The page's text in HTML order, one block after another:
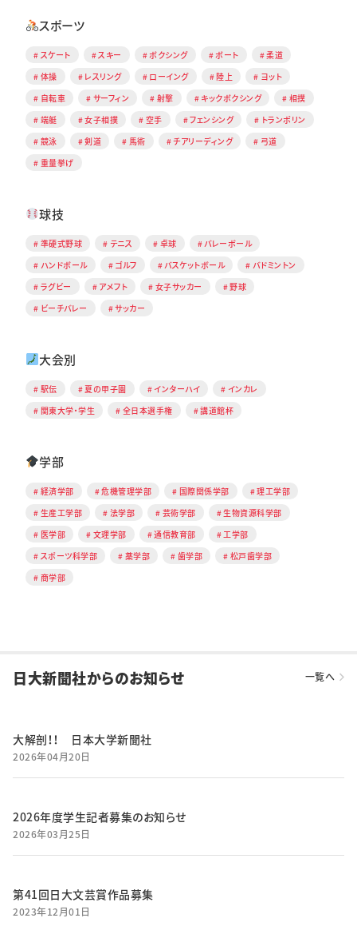
スポーツ
スケート スキー ボクシング ボート
柔道
体操
レスリング ローイング 陸上
ヨット
自転車
サーフィン 射撃 キックボクシング
相撲
端艇
女子相撲 空手 フェンシング
トランポリン
競泳
剣道 馬術 チアリーディング
弓道
重量挙げ
球技
準硬式野球 テニス 卓球
バレーボール
ハンドボール
ゴルフ バスケットボール
バドミントン
ラグビー
アメフト 女子サッカー
野球
ビーチバレー
サッカー
大会別
駅伝 夏の甲子園 インターハイ
インカレ
関東大学・学生
全日本選手権 講道館杯
学部
経済学部 危機管理学部 国際関係学部
理工学部
生産工学部
法学部 芸術学部
生物資源科学部
医学部
文理学部 通信教育部
工学部
スポーツ科学部
薬学部 歯学部
松戸歯学部
商学部
日大新聞社からのお知らせ 一覧へ
大解剖！！ 日本大学新聞社
2026年04月20日
2026年度学生記者募集のお知らせ
2026年03月25日
第41回日大文芸賞作品募集
2023年12月01日